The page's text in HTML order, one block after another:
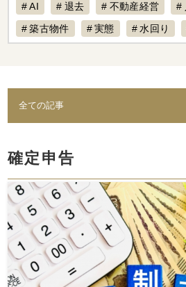
AI 退去 不動産経営
築古物件
実態 水回り
不動産専門税理士
セミナー動画配信
家賃対応
AI賃料査定レポート
ペット
統計調査レポート
人気設備
レポート
スマサテ 管理
確定申告不要
確定申告
確定申告